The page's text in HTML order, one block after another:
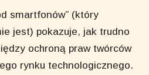
smartfonów” (który
jest) pokazuje, jak trudno
ochroną praw twórców
rynku technologicznego.